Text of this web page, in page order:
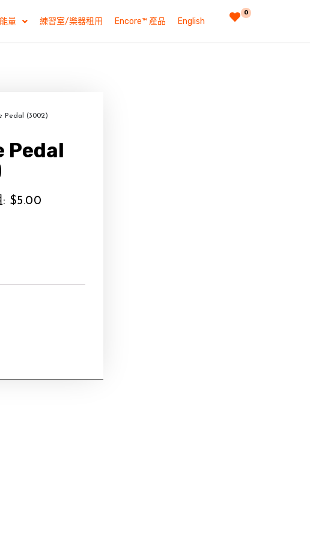
量 練習室/樂器租用 Encore™ 產品 English
0
Pedal (3002)
Pedal
$5.00